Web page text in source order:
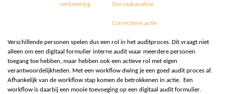
verbetering
Oorzaakanalyse
Correctieve actie
Verschillende personen spelen dus een rol in het auditproces. Dit vraagt niet
alleen om een digitaal formulier interne audit waar meerdere personen
toegang toe hebben, maar hebben ook een actieve rol met eigen
verantwoordelijkheden. Met een workflow dwing je een goed audit proces af.
Afhankelijk van de workflow stap komen de betrokkenen in actie. Een
workflow is daarbij een mooie toevoeging op een digitaal audit formulier.